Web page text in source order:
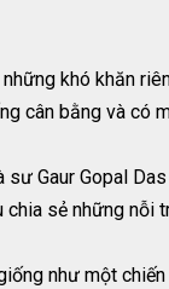
khó khăn
cân bằng và có
Gaur Gopal
sẻ những nỗi
như một